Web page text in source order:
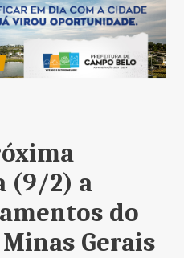
(9/2) a
do
Minas Gerais